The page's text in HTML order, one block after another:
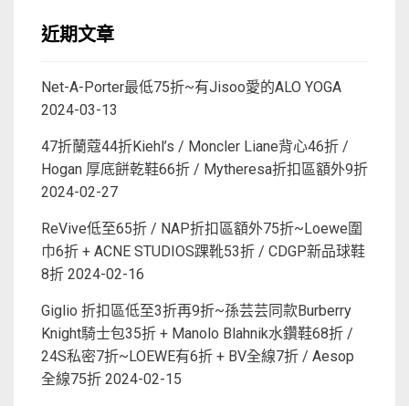
近期文章
Net-A-Porter最低75折~有Jisoo愛的ALO YOGA
2024-03-13
47折蘭蔻44折Kiehl’s / Moncler Liane背心46折 /
Hogan 厚底餅乾鞋66折 / Mytheresa折扣區額外9折
2024-02-27
ReVive低至65折 / NAP折扣區額外75折~Loewe圍
巾6折 + ACNE STUDIOS踝靴53折 / CDGP新品球鞋
8折 2024-02-16
Giglio 折扣區低至3折再9折~孫芸芸同款Burberry
Knight騎士包35折 + Manolo Blahnik水鑽鞋68折 /
24S私密7折~LOEWE有6折 + BV全線7折 / Aesop
全線75折 2024-02-15